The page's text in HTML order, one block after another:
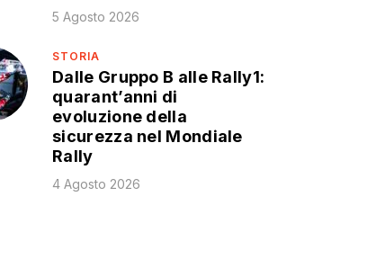
5 Agosto 2026
STORIA
Dalle Gruppo B alle Rally1:
quarant’anni di
evoluzione della
sicurezza nel Mondiale
Rally
4 Agosto 2026